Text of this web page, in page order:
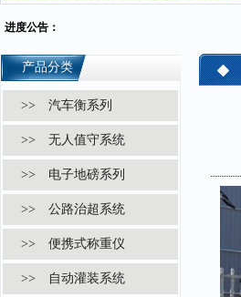
进度公告：
产品分类
>> 汽车衡系列
>> 无人值守系统
>> 电子地磅系列
>> 公路治超系统
>> 便携式称重仪
>> 自动灌装系统